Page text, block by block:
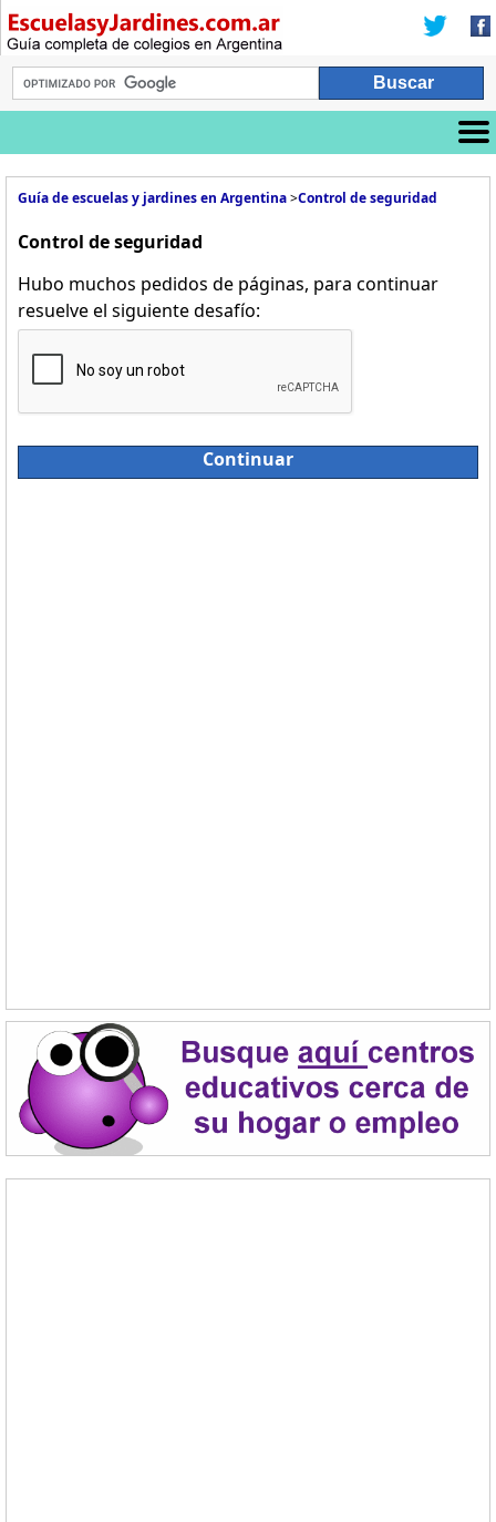
Guía de escuelas y jardines en Argentina>Control de seguridad
Control de seguridad
Hubo muchos pedidos de páginas, para continuar
resuelve el siguiente desafío:
Continuar